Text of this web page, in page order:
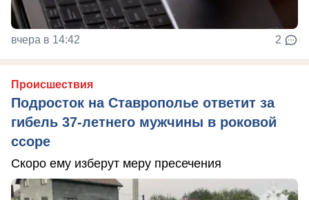
вчера в 14:42 2
Происшествия
Подросток на Ставрополье ответит за
гибель 37-летнего мужчины в роковой
ссоре
Скоро ему изберут меру пресечения